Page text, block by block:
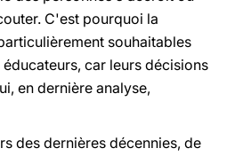
C'est pourquoi la
souhaitables
car leurs décisions
en dernière analyse,
des dernières décennies, de